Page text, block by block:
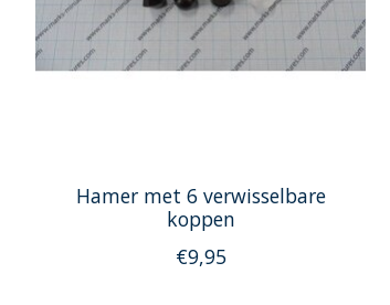
Hamer met 6 verwisselbare
koppen
€9,95